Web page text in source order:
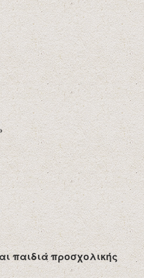
παιδιά προσχολικής